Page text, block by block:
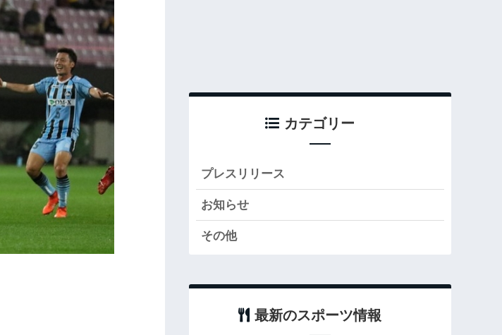
カテゴリー
プレスリリース
お知らせ
その他
最新のスポーツ情報